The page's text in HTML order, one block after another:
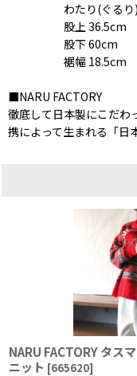
わたり(ぐるり)
股上 36.5cm
股下 60cm
裾幅 18.5cm
■NARU FACTORY
徹底して日本製にこだわ
携によって生まれる「日
NARU FACTORY タス
ニット [665620]